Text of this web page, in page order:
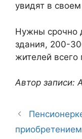
увидят в
Нужны срочно
здания, 200-
жителей всего
Автор записи: